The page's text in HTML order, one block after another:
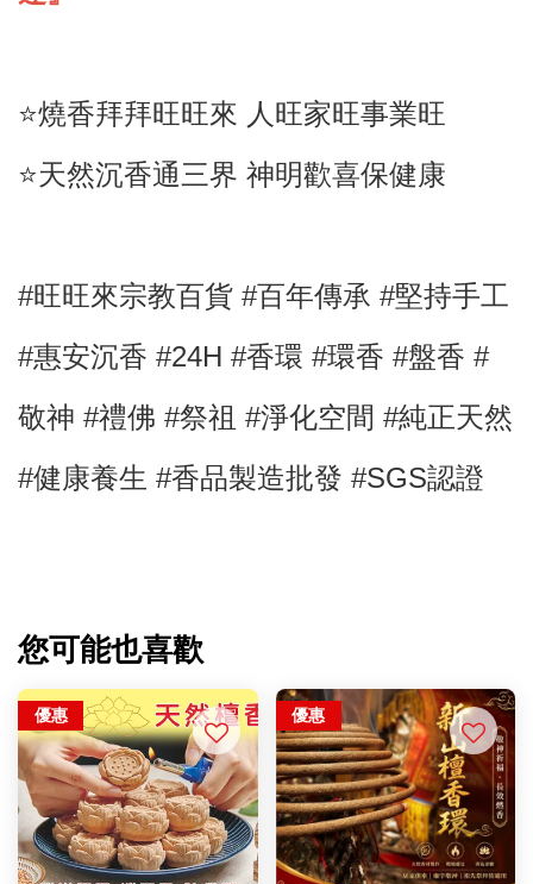
⭐️燒香拜拜旺旺來 人旺家旺事業旺
⭐️天然沉香通三界 神明歡喜保健康
#旺旺來宗教百貨 #百年傳承 #堅持手工
#惠安沉香 #24H #香環 #環香 #盤香 #
敬神 #禮佛 #祭祖 #淨化空間 #純正天然
#健康養生 #香品製造批發 #SGS認證
您可能也喜歡
優惠 優惠